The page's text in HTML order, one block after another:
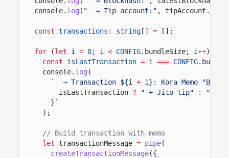
console. log ( "  → Tip account:" , tipAccount.
const transactions : string [] = [];
for (let i = 0; i < CONFIG.bundleSize; i++) {
const
isLastTransaction = i === CONFIG
console. log (
`  → Transaction ${i + 1}: Kora Memo
isLastTransaction ? " + Jito tip" :
""
}`
);
// Build transaction with memo
let transactionMessage = pipe(
createTransactionMessage({